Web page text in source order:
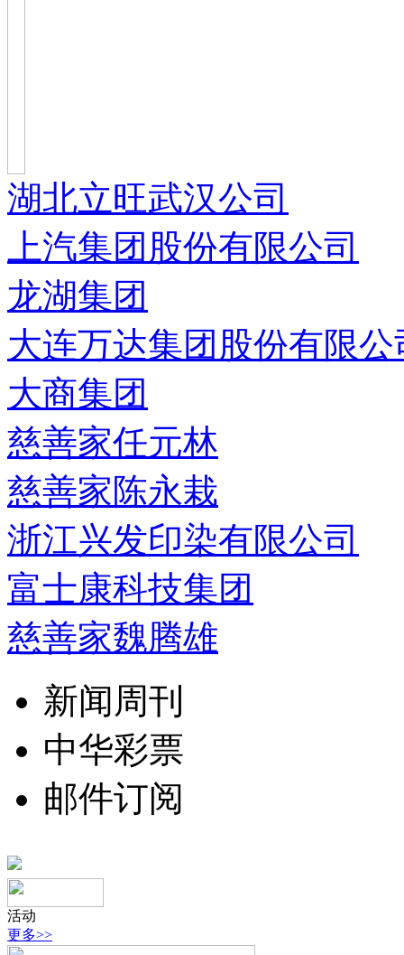
湖北立旺武汉公司
上汽集团股份有限公司
龙湖集团
大连万达集团股份有限公
大商集团
慈善家任元林
慈善家陈永栽
浙江兴发印染有限公司
富士康科技集团
慈善家魏腾雄
新闻周刊
中华彩票
邮件订阅
活动
更多>>